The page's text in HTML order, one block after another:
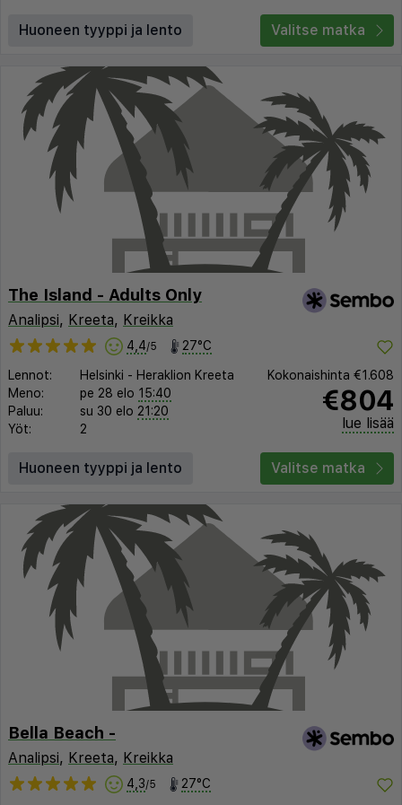
Huoneen tyyppi ja lento Valitse matka
The Island - Adults Only
Analipsi, Kreeta, Kreikka
4,4/5 27°C
Lennot: Helsinki - Heraklion Kreeta
Meno:
pe 28 elo 15:40
Paluu:
su 30 elo 21:20
Yöt:
2
Kokonaishinta €1.608
€804
lue lisää
Huoneen tyyppi ja lento Valitse matka
Bella Beach -
Analipsi, Kreeta, Kreikka
4,3/5 27°C